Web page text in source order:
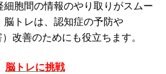
細胞間の情報のやり取りがスムー
脳トレは、認知症の予防や
改善のためにも役立ちます。
脳トレに挑戦